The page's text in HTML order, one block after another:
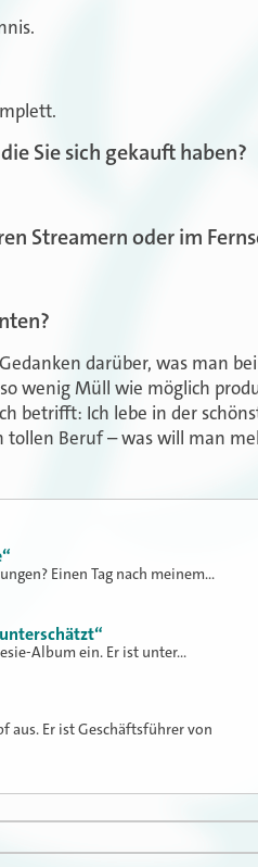
Sie sich gekauft haben?
Streamern oder im
darüber, was man
wenig Müll wie möglich
betrifft: Ich lebe in der
Beruf – was will man
Einen Tag nach meinem…
Album ein. Er ist unter…
aus. Er ist Geschäftsführer von